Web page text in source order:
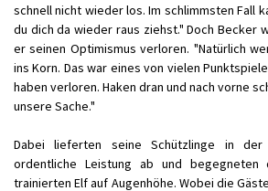
schnell nicht wieder los. Im schlimmsten Fall
du dich da wieder raus ziehst." Doch Becker
er seinen Optimismus verloren. "Natürlich
ins Korn. Das war eines von vielen
haben verloren. Haken dran und nach vorne
unsere Sache."
Dabei lieferten seine Schützlinge in
ordentliche Leistung ab und begegneten
trainierten Elf auf Augenhöhe. Wobei die